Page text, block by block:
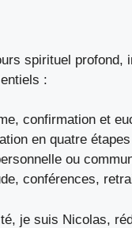
spirituel profond,
:
confirmation et
en quatre
ou
conférences,
je suis Nicolas,